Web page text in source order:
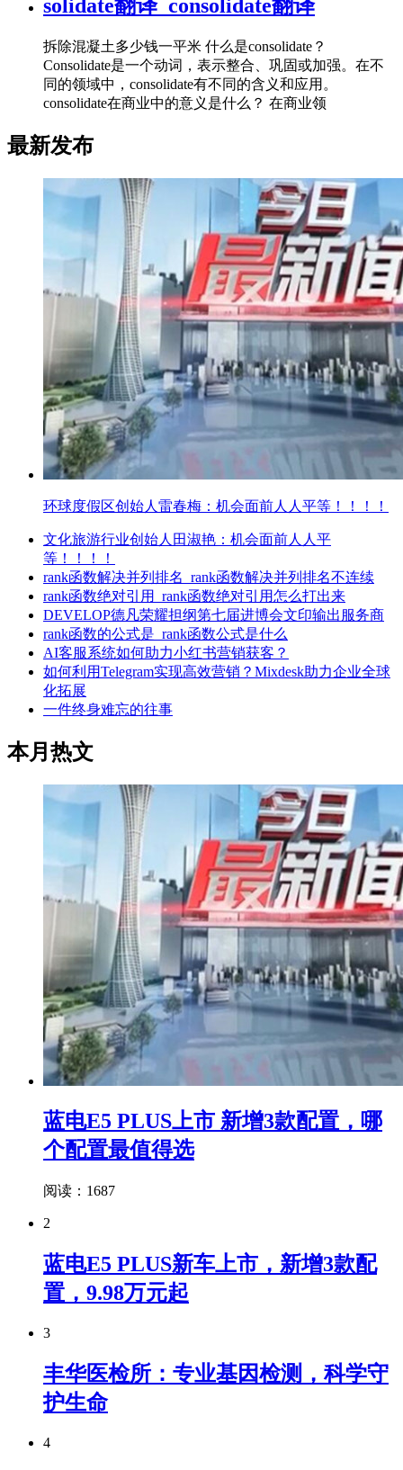
solidate翻译_consolidate翻译
拆除混凝土多少钱一平米 什么是consolidate？
Consolidate是一个动词，表示整合、巩固或加强。在不
同的领域中，consolidate有不同的含义和应用。
consolidate在商业中的意义是什么？ 在商业领
最新发布
环球度假区创始人雷春梅：机会面前人人平等！！！！
文化旅游行业创始人田淑艳：机会面前人人平
等！！！！
rank函数解决并列排名_rank函数解决并列排名不连续
rank函数绝对引用_rank函数绝对引用怎么打出来
DEVELOP德凡荣耀担纲第七届进博会文印输出服务商
rank函数的公式是_rank函数公式是什么
AI客服系统如何助力小红书营销获客？
如何利用Telegram实现高效营销？Mixdesk助力企业全球
化拓展
一件终身难忘的往事
本月热文
蓝电E5 PLUS上市 新增3款配置，哪
个配置最值得选
阅读：1687
2
蓝电E5 PLUS新车上市，新增3款配
置，9.98万元起
3
丰华医检所：专业基因检测，科学守
护生命
4